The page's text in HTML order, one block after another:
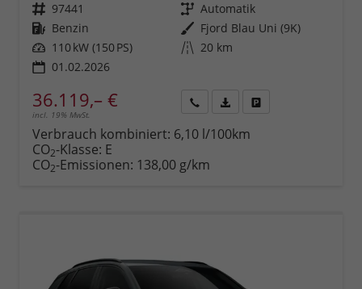
Fahrzeugnr. 97441 Getriebe Automatik
Kraftstoff Benzin Außenfarbe Fjord Blau Uni (9K)
Leistung 110 kW (150 PS) Kilometerstand 20 km
01.02.2026
36.119,– €
incl. 19% MwSt.
anfordern
Datei,
Verbrauch kombiniert: 6,10 l/100km
CO2-Klasse: E
CO2-Emissionen: 138,00 g/km